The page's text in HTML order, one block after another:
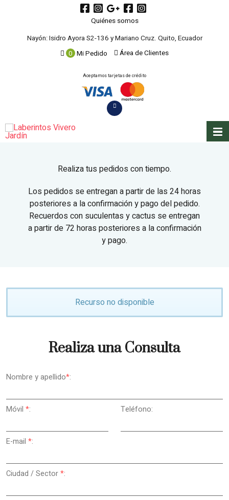
Quiénes somos
Nayón: Isidro Ayora S2-136 y Mariano Cruz. Quito, Ecuador
0 Mi Pedido Área de Clientes
Aceptamos tarjetas de crédito
Realiza tus pedidos con tiempo.
Los pedidos se entregan a partir de las 24 horas
posteriores a la confirmación y pago del pedido.
Recuerdos con suculentas y cactus se entregan
a partir de 72 horas posteriores a la confirmación
y pago.
Recurso no disponible
Realiza una Consulta
Nombre y apellido*:
Móvil *: Teléfono:
E-mail *:
Ciudad / Sector*: